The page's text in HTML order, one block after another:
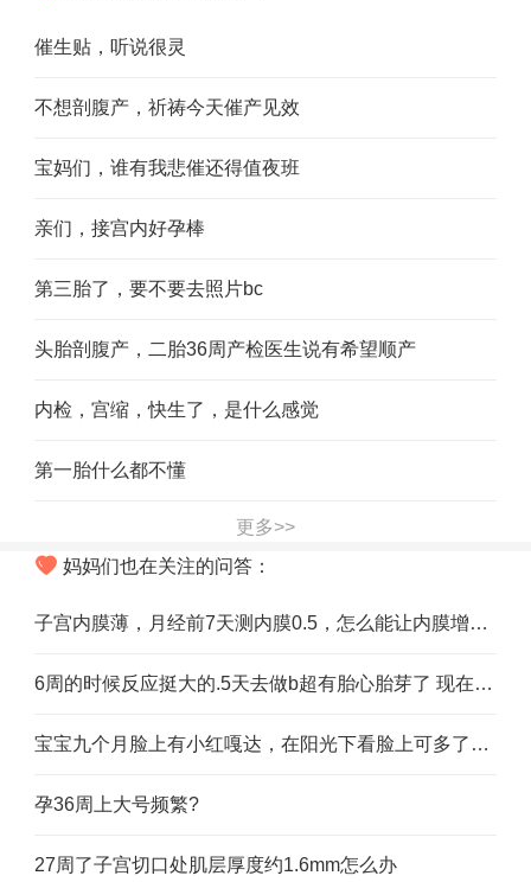
催生贴，听说很灵
不想剖腹产，祈祷今天催产见效
宝妈们，谁有我悲催还得值夜班
亲们，接宫内好孕棒
第三胎了，要不要去照片bc
头胎剖腹产，二胎36周产检医生说有希望顺产
内检，宫缩，快生了，是什么感觉
第一胎什么都不懂
更多>>
妈妈们也在关注的问答：
子宫内膜薄，月经前7天测内膜0.5，怎么能让内膜增厚，达到健康状态
6周的时候反应挺大的.5天去做b超有胎心胎芽了 现在9周多没啥大反应 开始很会吃了，啥情况
宝宝九个月脸上有小红嘎达，在阳光下看脸上可多了，但是不是红色的，没有颜色的，正常下看不出来，照阳光看能看出来，脸上还有明显的小红嘎达，估计刚开始是没有颜色，后来
孕36周上大号频繁?
27周了子宫切口处肌层厚度约1.6mm怎么办